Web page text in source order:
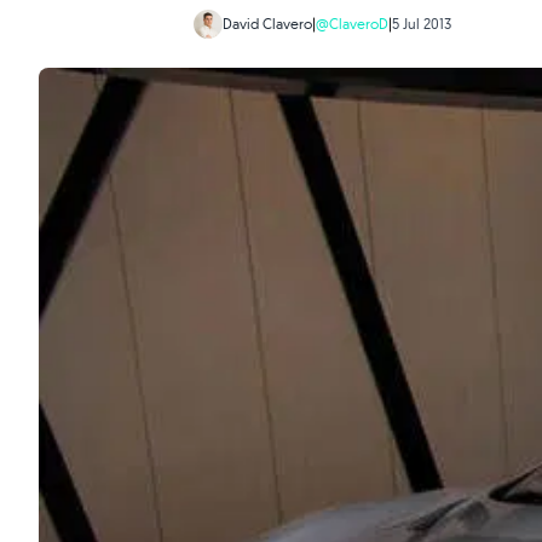
David Clavero|@ClaveroD|5 Jul 2013